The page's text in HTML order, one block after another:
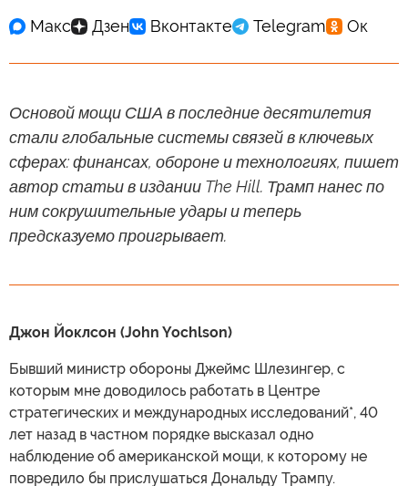
Основой мощи США в последние десятилетия
стали глобальные системы связей в ключевых
сферах: финансах, обороне и технологиях, пишет
автор статьи в издании The Hill. Трамп нанес по
ним сокрушительные удары и теперь
предсказуемо проигрывает.
Джон Йоклсон (John Yochlson)
Бывший министр обороны Джеймс Шлезингер, с
которым мне доводилось работать в Центре
стратегических и международных исследований*, 40
лет назад в частном порядке высказал одно
наблюдение об американской мощи, к которому не
повредило бы прислушаться Дональду Трампу.